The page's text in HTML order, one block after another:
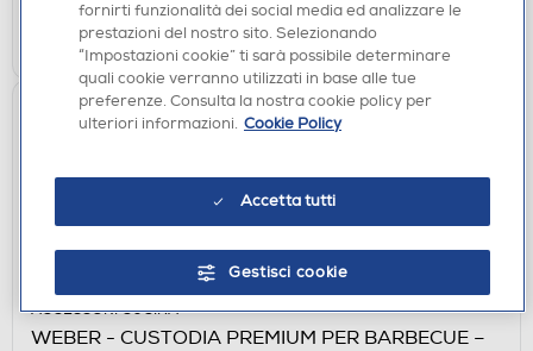
AGGIUNGI
ACCESSORI CUCINA
WEBER - CUSTODIA PREMIUM PER BARBECUE –
fornirti funzionalità dei social media ed analizzare le
prestazioni del nostro sito. Selezionando
“Impostazioni cookie” ti sarà possibile determinare
quali cookie verranno utilizzati in base alle tue
preferenze. Consulta la nostra cookie policy per
ulteriori informazioni. Cookie Policy
Accetta tutti
Gestisci cookie